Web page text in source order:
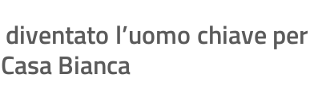
l’uomo chiave per
Bianca